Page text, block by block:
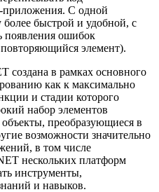
приложения. С одной
более быстрой и удобной, с
появления ошибок
повторяющийся элемент).
создана в рамках основного
как к максимально
и стадии которого
набор элементов
преобразующиеся в
возможности значительно
в том числе
нескольких платформ
инструменты,
и навыков.